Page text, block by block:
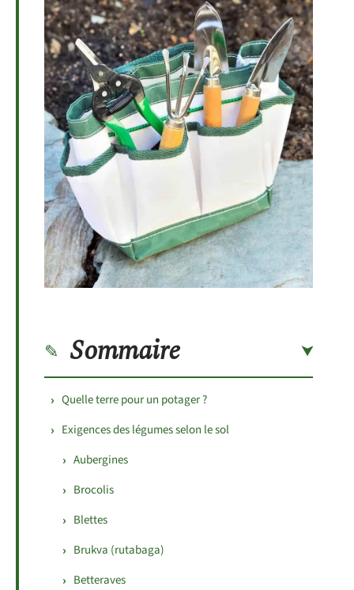
Sommaire
Quelle terre pour un potager ?
Exigences des légumes selon le sol
Aubergines
Brocolis
Blettes
Brukva (rutabaga)
Betteraves